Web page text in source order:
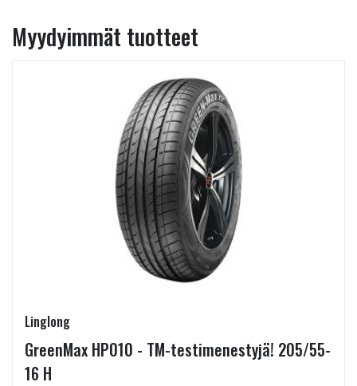
Myydyimmät tuotteet
Linglong
GreenMax HP010 - TM-testimenestyjä! 205/55-
16 H